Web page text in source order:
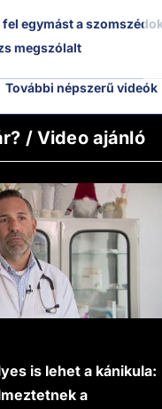
egymást a
megszólalt
További népszerű videók
/ Video ajánló
is lehet a kánikula:
a